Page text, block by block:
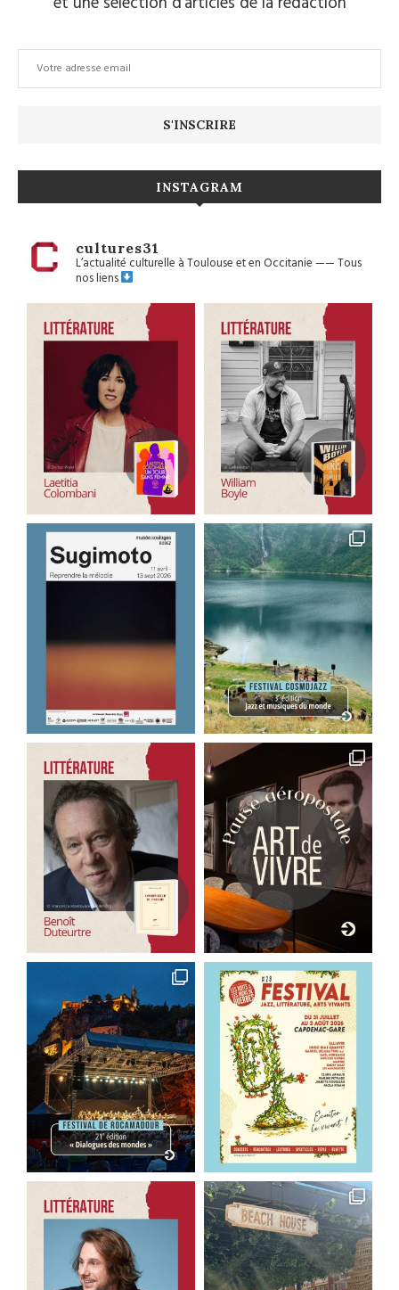
INSTAGRAM
cultures31
L’actualité culturelle à Toulouse et en Occitanie——Tous
nos liens